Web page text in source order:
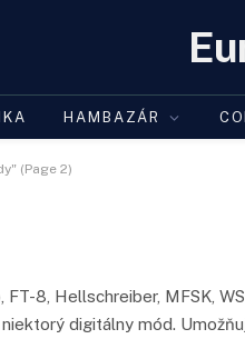
HAMBAZÁR
(Page 2)
FT-8, Hellschreiber, MFSK,
digitálny mód.